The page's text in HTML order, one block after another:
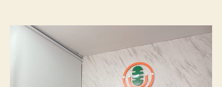
Silaturahmi
Fikom
Unissula,
Pelajari
RPL